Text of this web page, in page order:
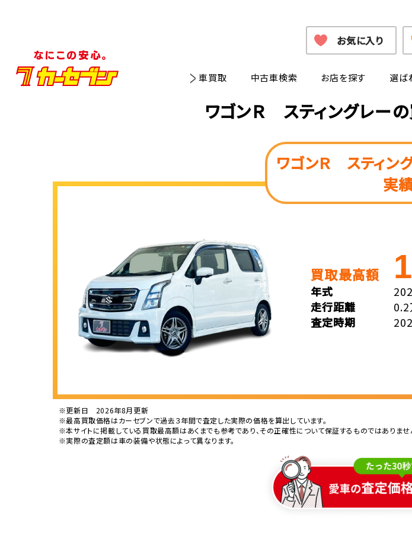
車買取 中古車検索 お店を探す 選ば
お気に入り
ワゴンＲ スティングレーの
ワゴンＲ スティン
実
買取最高額
年式
走行距離
査定時期
※更新日 2026年8月更新
※最高買取価格はカーセブンで過去３年間で査定した実際の価格を算出しています。
※本サイトに掲載している買取最高額はあくまでも参考であり、その正確性について保証するものではありませ
※実際の査定額は車の装備や状態によって異なります。